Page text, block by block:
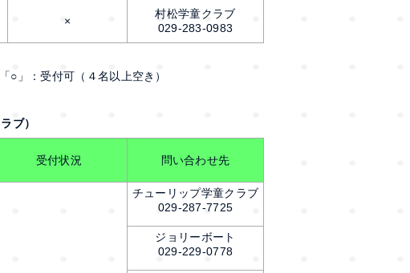
×
村松学童クラブ
029-283-0983
○」：受付可（４名以上空き）
ブ）
受付状況 問い合わせ先
チューリップ学童クラブ
029-287-7725
ジョリーボート
029-229-0778